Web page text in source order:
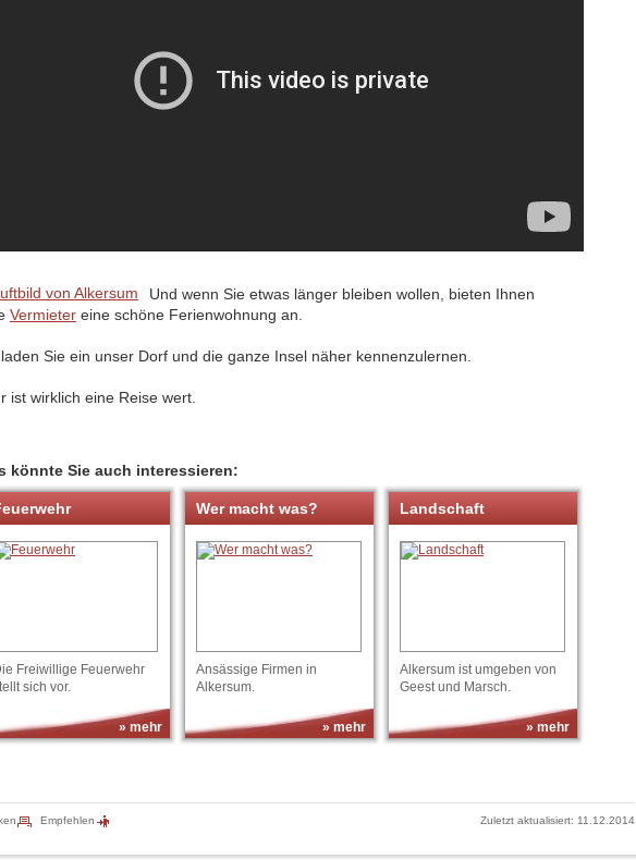
Und wenn Sie etwas länger bleiben wollen, bieten Ihnen
Vermieter eine schöne Ferienwohnung an.
Sie ein unser Dorf und die ganze Insel näher kennenzulernen.
ist wirklich eine Reise wert.
könnte Sie auch interessieren:
Freiwillige Feuerwehr
sich vor.
» mehr
Wer macht was?
Ansässige Firmen in
Alkersum.
» mehr
Landschaft
Alkersum ist umgeben von
Geest und Marsch.
» mehr
Empfehlen Zuletzt aktualisiert: 11.12.2014